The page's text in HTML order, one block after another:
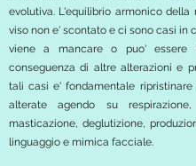
evolutiva. L'equilibrio armonico della
viso non e' scontato e ci sono casi in
viene a mancare o puo'
conseguenza di altre alterazioni e
tali casi e' fondamentale
alterate agendo su respirazione,
masticazione, deglutizione,
linguaggio e mimica facciale.